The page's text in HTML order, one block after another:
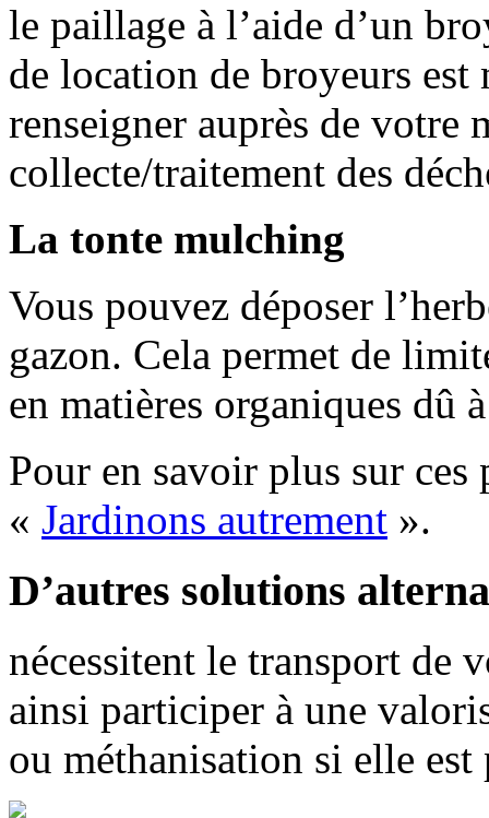
le paillage à l’aide d’un
de location de broyeurs est
renseigner auprès de votre
collecte/traitement des
La tonte mulching
Vous pouvez déposer
gazon. Cela permet de
en matières organiques dû
Pour en savoir plus sur
« Jardinons autrement ».
D’autres solutions
nécessitent le transport de
ainsi participer à une
ou méthanisation si elle